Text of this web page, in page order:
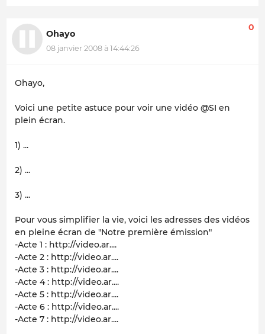
Ohayo
08 janvier 2008 à 14:44:26
0
Ohayo,
Voici une petite astuce pour voir une vidéo @SI en
plein écran.
1) ...
2) ...
3) ...
Pour vous simplifier la vie, voici les adresses des vidéos
en pleine écran de "Notre première émission"
-Acte 1 : http://video.ar....
-Acte 2 : http://video.ar....
-Acte 3 : http://video.ar....
-Acte 4 : http://video.ar....
-Acte 5 : http://video.ar....
-Acte 6 : http://video.ar....
-Acte 7 : http://video.ar....